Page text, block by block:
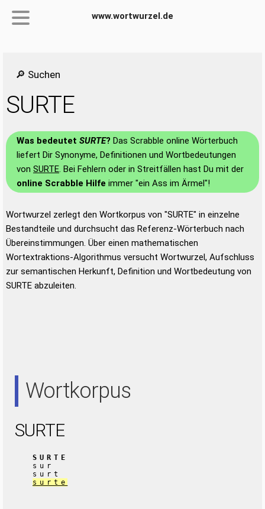
www.wortwurzel.de
🔎 Suchen
SURTE
Was bedeutet SURTE? Das Scrabble online Wörterbuch
liefert Dir Synonyme, Definitionen und Wortbedeutungen
von SURTE. Bei Fehlern oder in Streitfällen hast Du mit der
online Scrabble Hilfe immer "ein Ass im Ärmel"!
Wortwurzel zerlegt den Wortkorpus von "SURTE" in einzelne
Bestandteile und durchsucht das Referenz-Wörterbuch nach
Übereinstimmungen. Über einen mathematischen
Wortextraktions-Algorithmus versucht Wortwurzel, Aufschluss
zur semantischen Herkunft, Definition und Wortbedeutung von
SURTE abzuleiten.
Wortkorpus
SURTE
SURTE
sur
surt
surte